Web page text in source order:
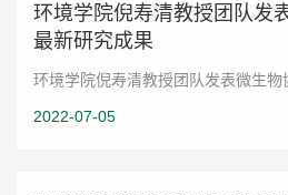
环境学院倪寿清教授团队发
最新研究成果
环境学院倪寿清教授团队发表微生
2022-07-05